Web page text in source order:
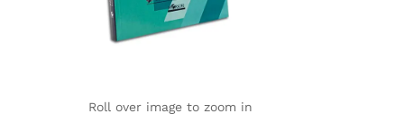
Roll over image to zoom in